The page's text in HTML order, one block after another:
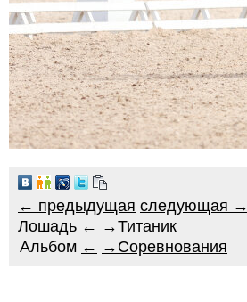
← предыдущая следующая →
Лошадь ← →Титаник
Альбом ← → Соревнования